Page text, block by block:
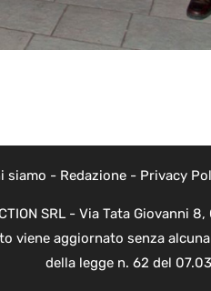
siamo - Redazione- Privacy
SRL - Via Tata Giovanni
viene aggiornato senza
della legge n. 62 del